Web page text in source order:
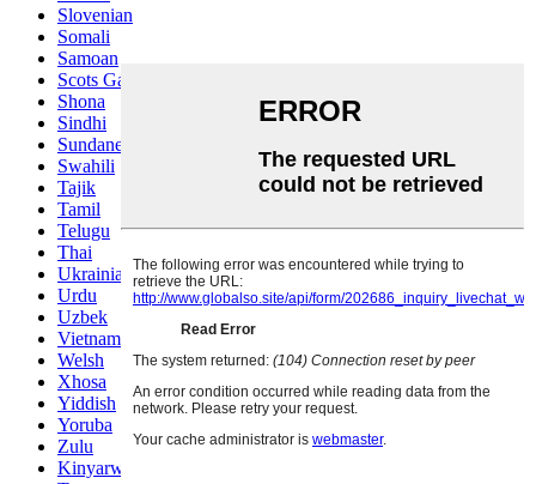
Slovenian
Somali
Samoan
Scots Gaelic
Shona
Sindhi
Sundanese
Swahili
Tajik
Tamil
Telugu
Thai
Ukrainian
Urdu
Uzbek
Vietnamese
Welsh
Xhosa
Yiddish
Yoruba
Zulu
Kinyarwanda